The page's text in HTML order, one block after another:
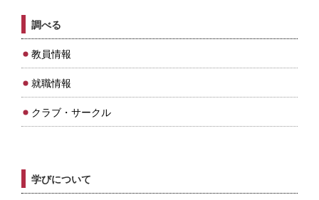
調べる
教員情報
就職情報
クラブ・サークル
学びについて